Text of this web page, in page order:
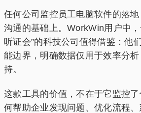
任何公司监控员工电脑软件的落
沟通的基础上。WorkWin用户中
听证会”的科技公司值得借鉴：他
能边界，明确数据仅用于效率分
持。
这款工具的价值，不在于它监控
何帮助企业发现问题、优化流程